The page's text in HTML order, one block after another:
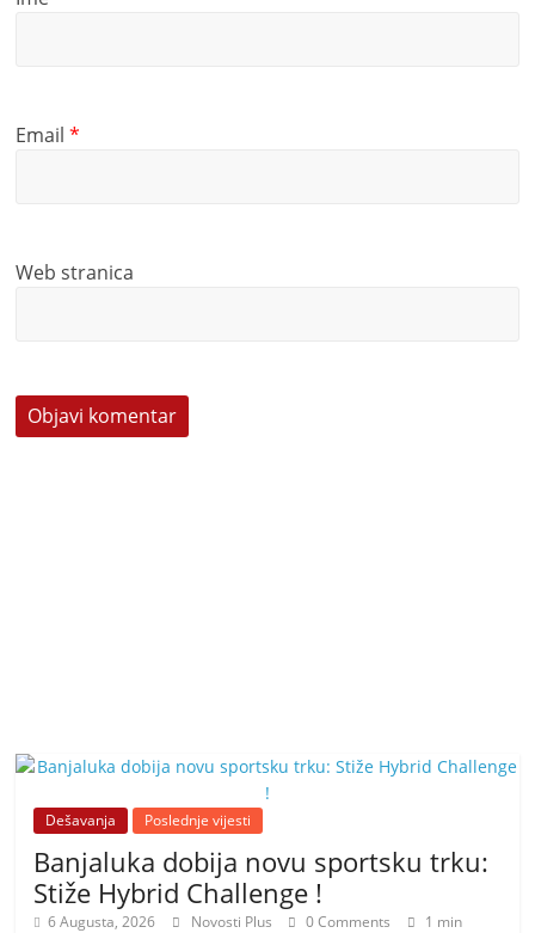
Email*
Web stranica
Dešavanja Poslednje vijesti
Banjaluka dobija novu sportsku trku:
Stiže Hybrid Challenge !
6 Augusta, 2026 Novosti Plus 0 Comments
1 min